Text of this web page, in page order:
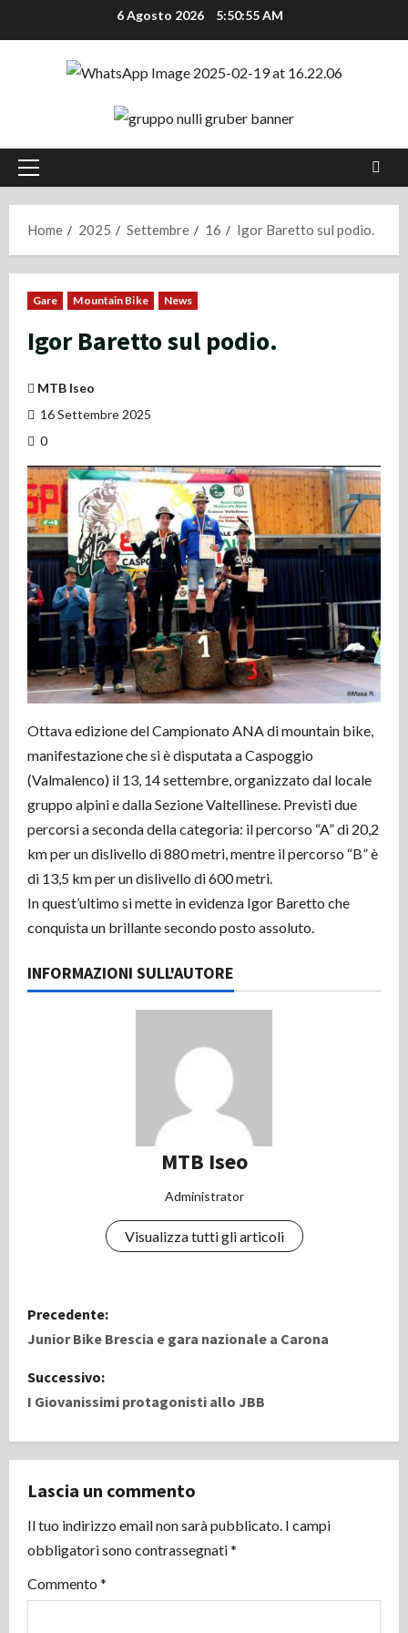
al
6 Agosto 2026 5:50:56 AM
Menu
Home
2025 Settembre 16 Igor Baretto sul podio.
Gare Mountain Bike News
Igor Baretto sul podio.
MTB Iseo
16 Settembre 2025
0
Ottava edizione del Campionato ANA di mountain bike,
manifestazione che si è disputata a Caspoggio
(Valmalenco) il 13, 14 settembre, organizzato dal locale
gruppo alpini e dalla Sezione Valtellinese. Previsti due
percorsi a seconda della categoria: il percorso “A” di 20,2
km per un dislivello di 880 metri, mentre il percorso “B” è
di 13,5 km per un dislivello di 600 metri.
In quest’ultimo si mette in evidenza Igor Baretto che
conquista un brillante secondo posto assoluto.
INFORMAZIONI SULL'AUTORE
MTB Iseo
Administrator
Visualizza tutti gli articoli
N
a
v
g
a
z
i
o
Precedente:
Junior Bike Brescia e gara nazionale a Carona
Successivo:
I Giovanissimi protagonisti allo JBB
Lascia un commento
Il tuo indirizzo email non sarà pubblicato. I campi
obbligatori sono contrassegnati*
Commento *